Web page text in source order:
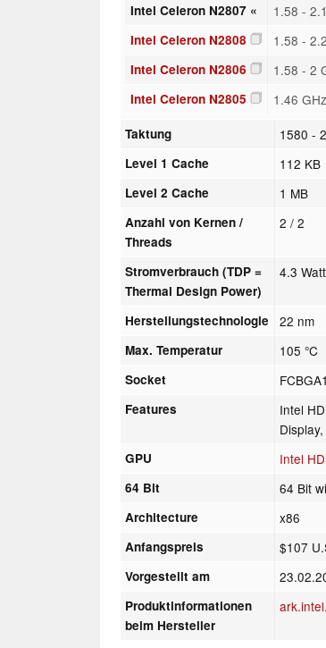
Intel Celeron N2807 « 1.58 -
Intel Celeron N2808 1.58 -
Intel Celeron N2806 1.58 - 2
Intel Celeron N2805 1.46 GHz
Taktung 1580 -
Level 1 Cache 112 KB
Level 2 Cache 1 MB
Anzahl von Kernen /
Threads
2 / 2
Stromverbrauch (TDP =
Thermal Design Power)
4.3 Watt
Herstellungstechnologie 22 nm
Max. Temperatur 105 °C
Socket
Features
Intel
GPU Intel
64 Bit 64 Bit
Architecture x86
Anfangspreis $107
Vorgestellt am
Produktinformationen
beim Hersteller